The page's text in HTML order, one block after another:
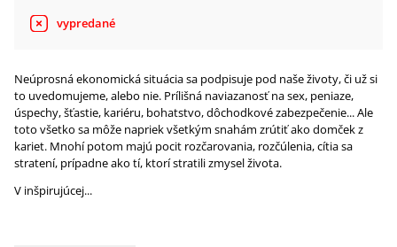
vypredané
Neúprosná ekonomická situácia sa podpisuje pod naše životy, či už si
to uvedomujeme, alebo nie. Prílišná naviazanosť na sex, peniaze,
úspechy, šťastie, kariéru, bohatstvo, dôchodkové zabezpečenie... Ale
toto všetko sa môže napriek všetkým snahám zrútiť ako domček z
kariet. Mnohí potom majú pocit rozčarovania, rozčúlenia, cítia sa
stratení, prípadne ako tí, ktorí stratili zmysel života.
V inšpirujúcej...